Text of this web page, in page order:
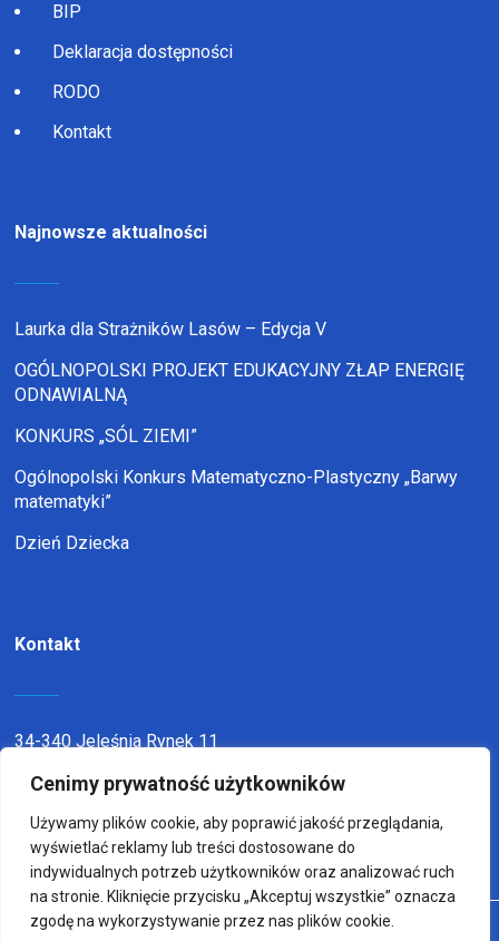
Cenimy prywatność użytkowników
Używamy plików cookie, aby poprawić jakość przeglądania,
wyświetlać reklamy lub treści dostosowane do
indywidualnych potrzeb użytkowników oraz analizować ruch
na stronie. Kliknięcie przycisku „Akceptuj wszystkie” oznacza
zgodę na wykorzystywanie przez nas plików cookie.
BIP
Deklaracja dostępności
RODO
Kontakt
Najnowsze aktualności
Laurka dla Strażników Lasów – Edycja V
OGÓLNOPOLSKI PROJEKT EDUKACYJNY ZŁAP ENERGIĘ
ODNAWIALNĄ
KONKURS „SÓL ZIEMI”
Ogólnopolski Konkurs Matematyczno-Plastyczny „Barwy
matematyki”
Dzień Dziecka
Kontakt
34-340 Jeleśnia Rynek 11
telefon:338636116
email:sp1jel@op.pl